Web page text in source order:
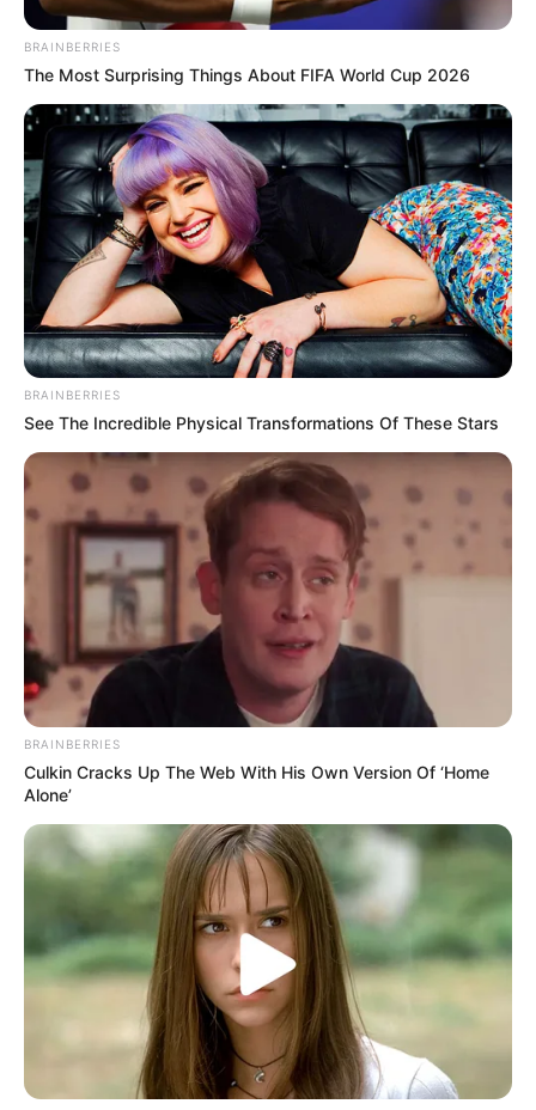
BRAINBERRIES
The Most Surprising Things About FIFA World Cup 2026
BRAINBERRIES
See The Incredible Physical Transformations Of These Stars
BRAINBERRIES
Culkin Cracks Up The Web With His Own Version Of ‘Home
Alone’